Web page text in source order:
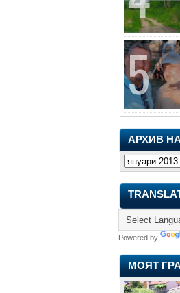
достигне жк...
АРХИВ
Powered by
МОЯТ